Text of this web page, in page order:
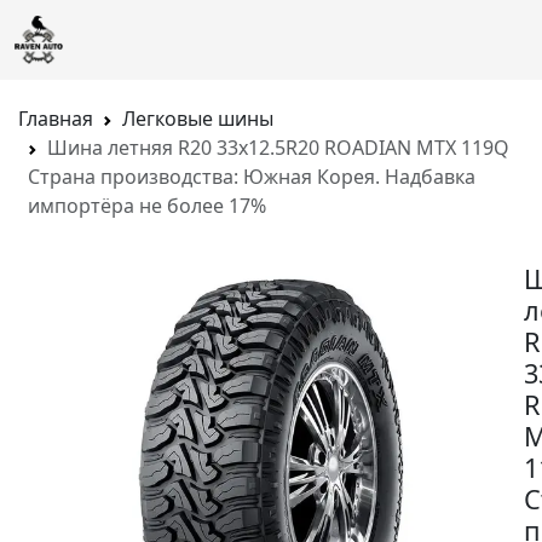
Главная
Легковые шины
Шина летняя R20 33x12.5R20 ROADIAN MTX 119Q
Страна производства: Южная Корея. Надбавка
импортёра не более 17%